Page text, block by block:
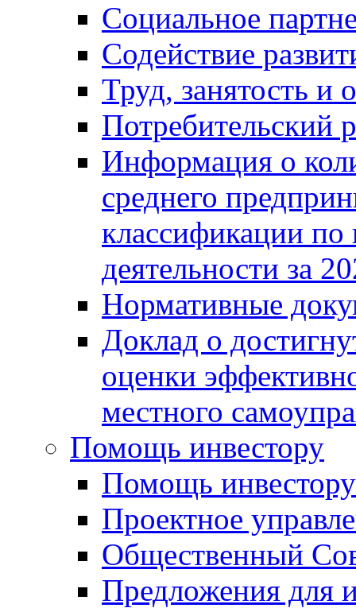
Социальное
Содействие
Труд, занятость и
Потребительский
Информация о
среднего
классификации
деятельности за
Нормативные
Доклад о
оценки
местного
Помощь инвестору
Помощь инвестору
Проектное
Общественный
Предложения для